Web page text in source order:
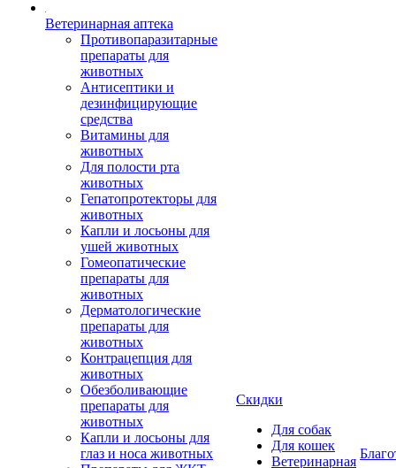
Ветеринарная аптека
Противопаразитарные
препараты для
животных
Антисептики и
дезинфицирующие
средства
Витамины для
животных
Для полости рта
животных
Гепатопротекторы для
животных
Капли и лосьоны для
ушей животных
Гомеопатические
препараты для
животных
Дерматологические
препараты для
животных
Контрацепция для
животных
Обезболивающие
препараты для
животных
Капли и лосьоны для
глаз и носа животных
Скидки
Для собак
Для кошек
Ветеринарная